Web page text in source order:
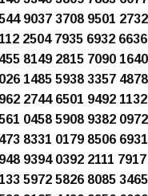
9037 3708 9501
2504 7935 6932
8149 2815 7090
1485 5938 3357
2744 6501 9492
0458 5908 9382
8331 0179 8506
9394 0392 2111
5972 5826 8085